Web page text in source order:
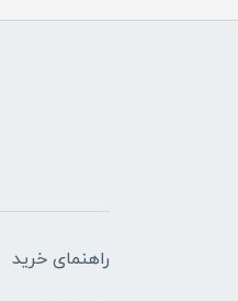
راهنمای خرید